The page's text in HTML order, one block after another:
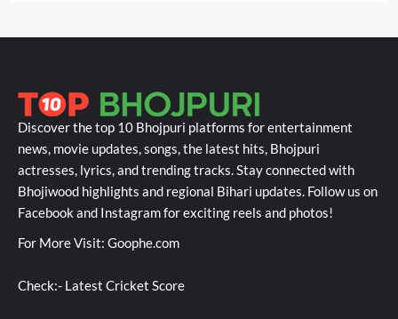
Discover the top 10 Bhojpuri platforms for entertainment
news, movie updates, songs, the latest hits, Bhojpuri
actresses, lyrics, and trending tracks. Stay connected with
Bhojiwood highlights and regional Bihari updates. Follow us on
Facebook and Instagram for exciting reels and photos!
For More Visit: Goophe.com
Check:- Latest Cricket Score